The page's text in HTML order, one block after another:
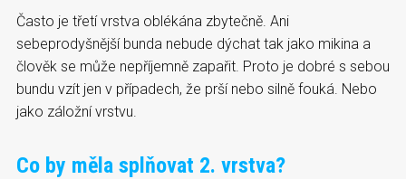
Často je třetí vrstva oblékána zbytečně. Ani
sebeprodyšnější bunda nebude dýchat tak jako mikina a
člověk se může nepříjemně zapařit. Proto je dobré s sebou
bundu vzít jen v případech, že prší nebo silně fouká. Nebo
jako záložní vrstvu.
Co by měla splňovat 2. vrstva?